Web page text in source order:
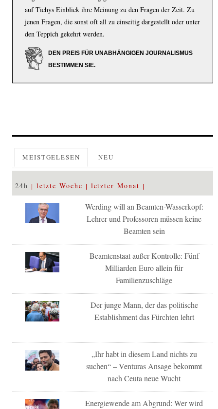
auf Tichys Einblick ihre Meinung zu den Fragen der Zeit. Zu
jenen Fragen, die sonst oft all zu einseitig dargestellt oder unter
den Teppich gekehrt werden.
DEN PREIS FÜR UNABHÄNGIGEN JOURNALISMUS
BESTIMMEN SIE.
MEISTGELESEN NEU
24h letzte Woche letzter Monat
Werding will an Beamten-Wasserkopf:
Lehrer und Professoren müssen keine
Beamten sein
Beamtenstaat außer Kontrolle: Fünf
Milliarden Euro allein für
Familienzuschläge
Der junge Mann, der das politische
Establishment das Fürchten lehrt
„Ihr habt in diesem Land nichts zu
suchen“ – Venturas Ansage bekommt
nach Ceuta neue Wucht
Energiewende am Abgrund: Wer wird